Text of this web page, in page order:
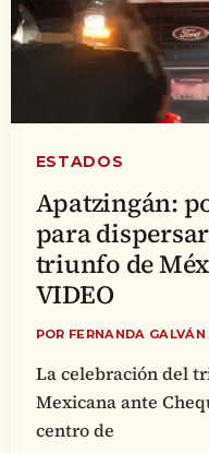
ESTADOS
Apatzingán:
para
triunfo de
VIDEO
POR FERNANDA GALVÁN
La celebración del
Mexicana ante
centro de